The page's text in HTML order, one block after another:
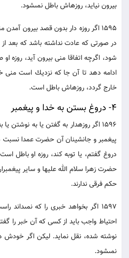
بيرون نيايد، روزه‏اش باطل نمى‏شود.
1595 اگر روزه دار بدون قصد بيرون
در صورتى كه عادت نداشته باشد كه بعد
شود، اگرچه اتفاقا منى بيرون آيد، روزه
ادامه دهد تا آن جا كه نزديك است منى
خارج گردد، روزه‏اش باطل است.
4- دروغ بستن به خدا و پيغمبر
1596 اگر روزه‏دار به گفتن يا به نوشتن
پيغمبر و جانشينان آن حضرت عمدا نسبت
دروغ گفتم، يا توبه كند، روزه او باطل
حضرت زهرا سلام الله عليها و ساير
حكم فرقى ندارند.
1597 اگر بخواهد خبرى را كه نمى‏داند
احتياط واجب بايد از كسى كه آن خبر را
نوشته شده، نقل نمايد. ليكن اگر
نمى‏شود.